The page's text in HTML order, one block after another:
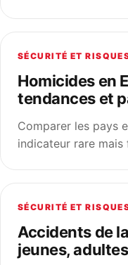
SÉCURITÉ ET
Homicides en
tendances et
Comparer les pays
indicateur rare
SÉCURITÉ ET
Accidents de
jeunes,